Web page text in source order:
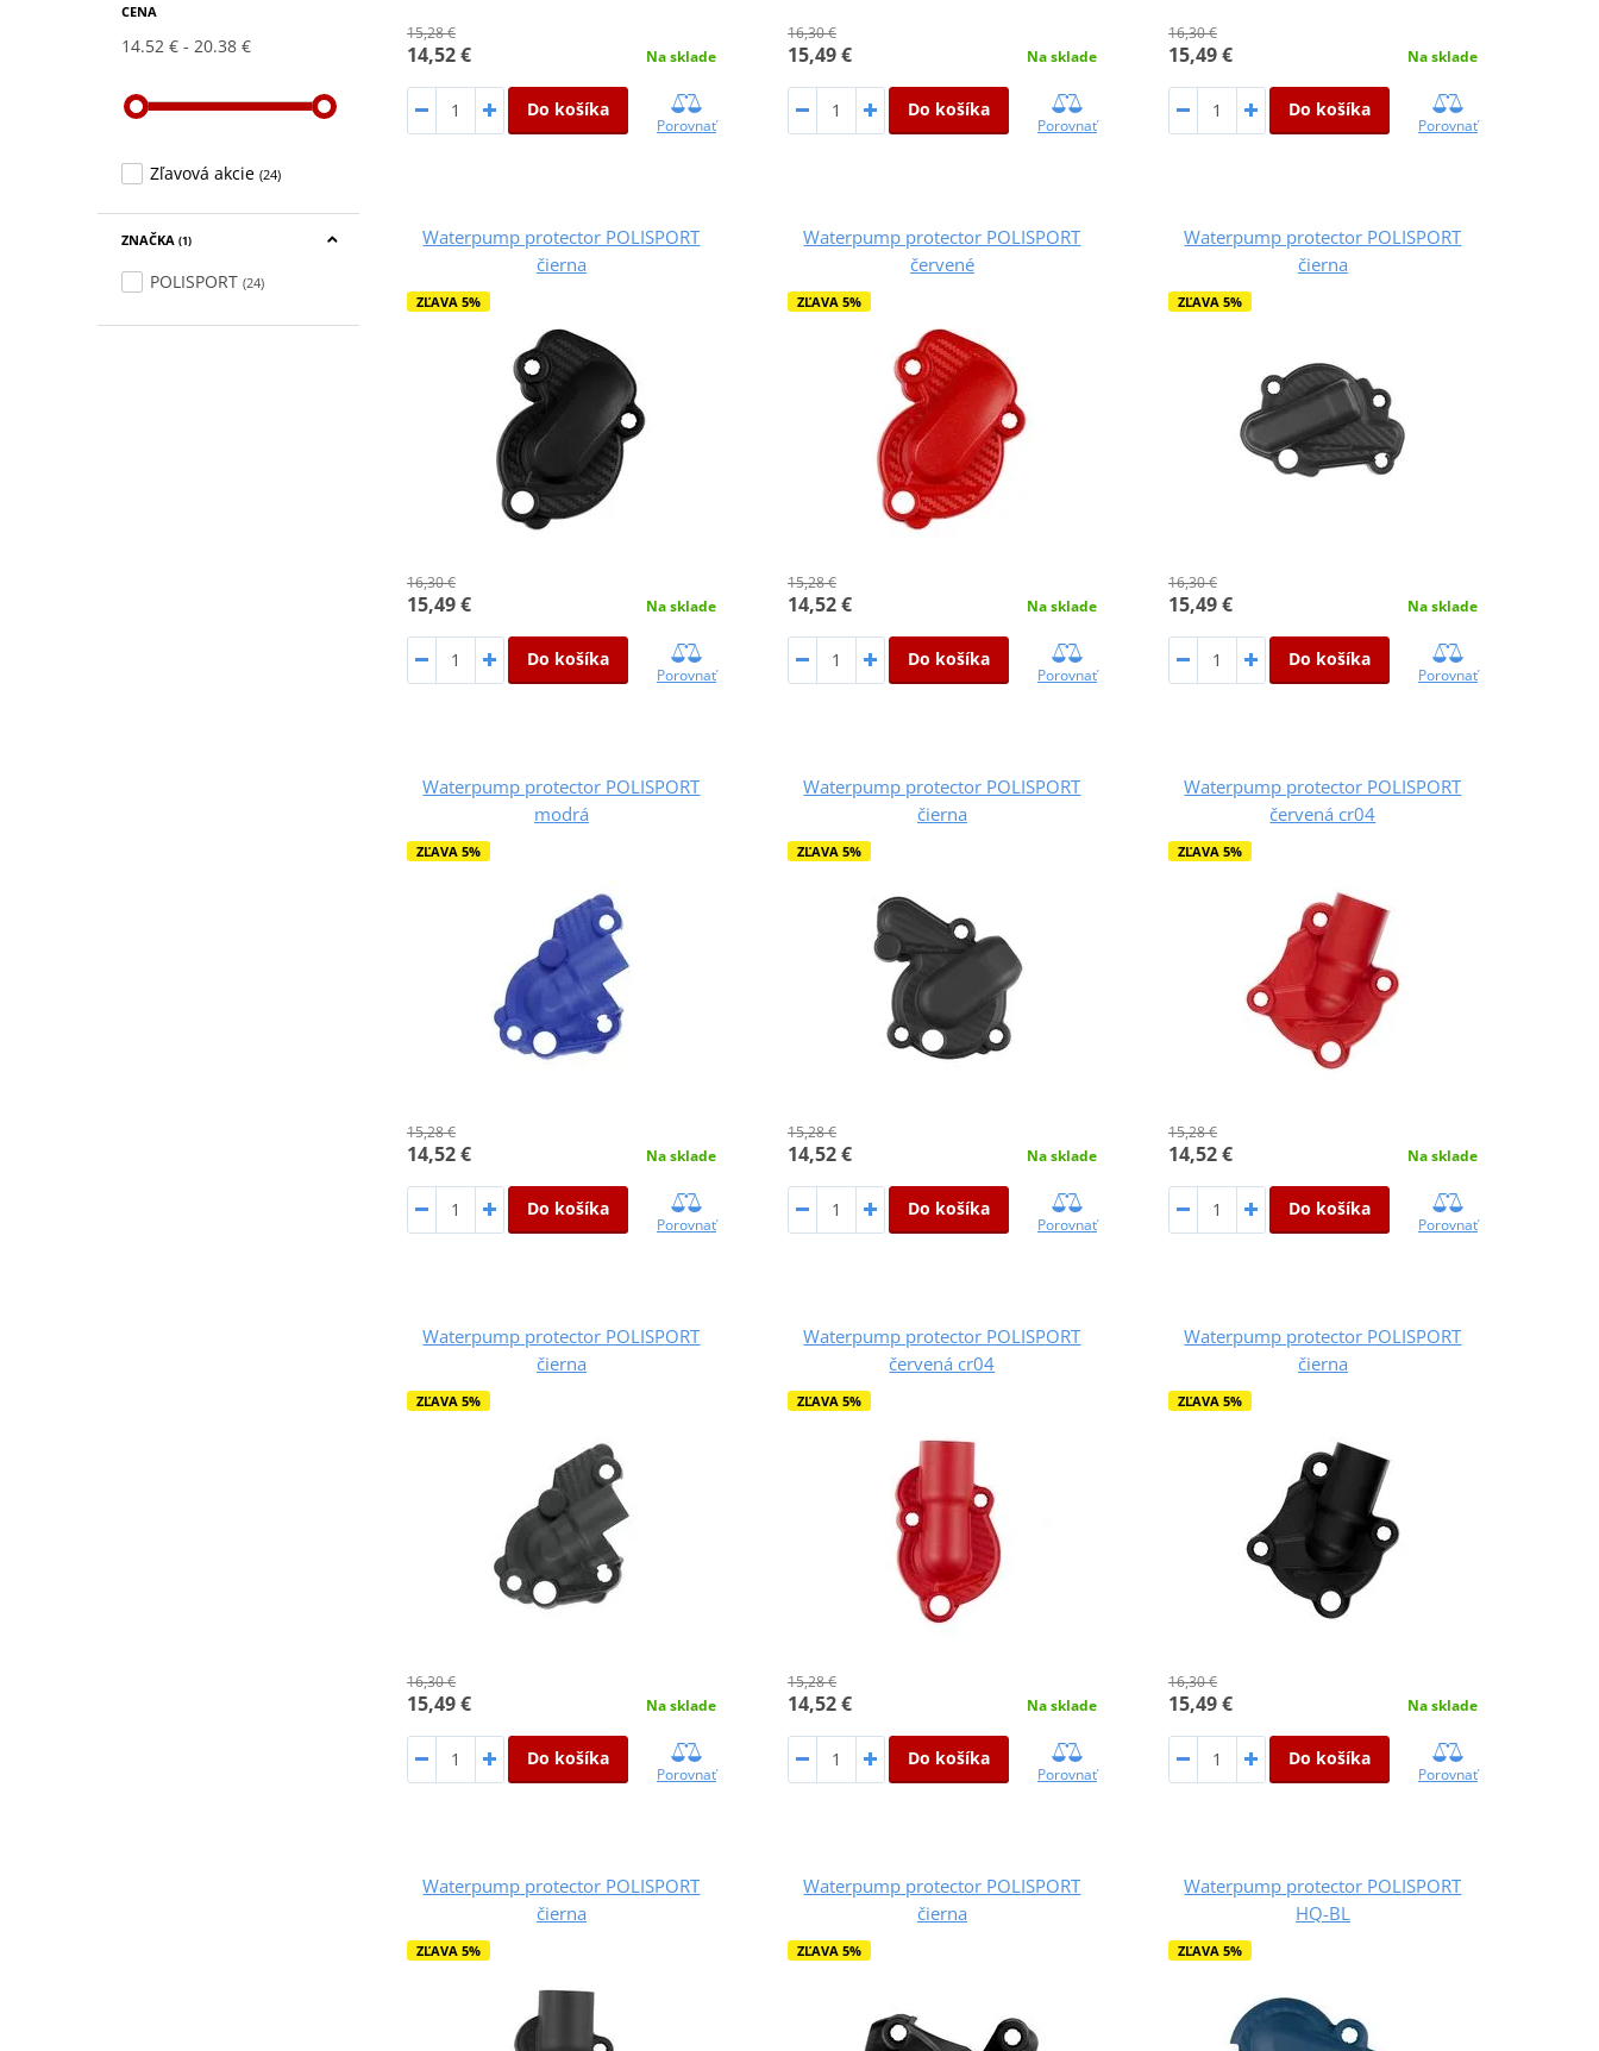
CENA
14.52 € 20.38 €
Zľavová akcie (24)
ZNAČKA (1)
POLISPORT (24)
15,28 €
14,52 € Na sklade
Do košíka
Porovnať
16,30 €
15,49 € Na sklade
Do košíka
Porovnať
16,30 €
15,49 € Na sklade
Do košíka
Porovnať
Waterpump protector POLISPORT
čierna
ZĽAVA 5%
16,30 €
15,49 € Na sklade
Do košíka
Porovnať
Waterpump protector POLISPORT
červené
ZĽAVA 5%
15,28 €
14,52 € Na sklade
Do košíka
Porovnať
Waterpump protector POLISPORT
čierna
ZĽAVA 5%
16,30 €
15,49 € Na sklade
Do košíka
Porovnať
Waterpump protector POLISPORT
modrá
ZĽAVA 5%
15,28 €
14,52 € Na sklade
Do košíka
Porovnať
Waterpump protector POLISPORT
čierna
ZĽAVA 5%
15,28 €
14,52 € Na sklade
Do košíka
Porovnať
Waterpump protector POLISPORT
červená cr04
ZĽAVA 5%
15,28 €
14,52 € Na sklade
Do košíka
Porovnať
Waterpump protector POLISPORT
čierna
ZĽAVA 5%
16,30 €
15,49 € Na sklade
Do košíka
Porovnať
Waterpump protector POLISPORT
červená cr04
ZĽAVA 5%
15,28 €
14,52 € Na sklade
Do košíka
Porovnať
Waterpump protector POLISPORT
čierna
ZĽAVA 5%
16,30 €
15,49 € Na sklade
Do košíka
Porovnať
Waterpump protector POLISPORT
čierna
ZĽAVA 5%
Waterpump protector POLISPORT
čierna
ZĽAVA 5%
Waterpump protector POLISPORT
HQ-BL
ZĽAVA 5%